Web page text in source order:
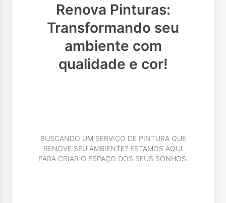
Renova Pinturas:
Transformando seu
ambiente com
qualidade e cor!
BUSCANDO UM SERVIÇO DE PINTURA QUE
RENOVE SEU AMBIENTE? ESTAMOS AQUI
PARA CRIAR O ESPAÇO DOS SEUS SONHOS.